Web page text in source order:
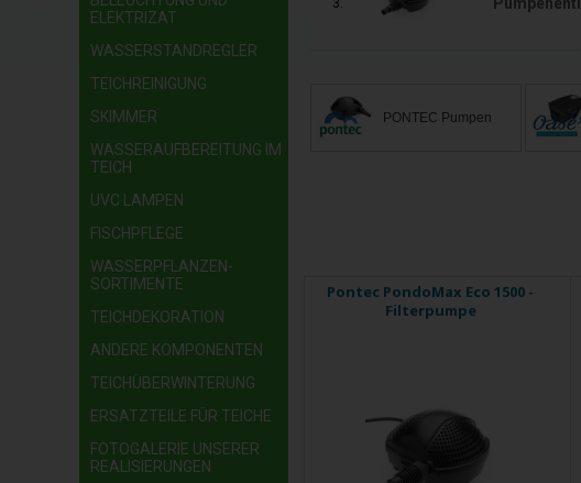
ELEKTRIZAT
WASSERSTANDREGLER
TEICHREINIGUNG
SKIMMER
WASSERAUFBEREITUNG IM
TEICH
UVC LAMPEN
FISCHPFLEGE
WASSERPFLANZEN-
SORTIMENTE
TEICHDEKORATION
ANDERE KOMPONENTEN
TEICHÜBERWINTERUNG
ERSATZTEILE FÜR TEICHE
FOTOGALERIE UNSERER
REALISIERUNGEN
PONTEC Pumpen
Pontec PondoMax Eco 1500 -
Filterpumpe